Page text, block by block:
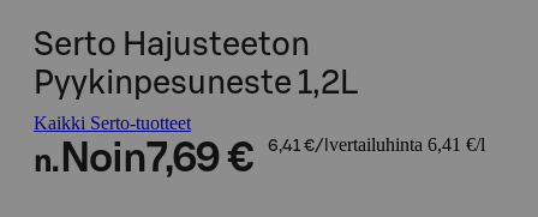
Serto Hajusteeton
Pyykinpesuneste 1,2L
Kaikki Serto-tuotteet
n. Noin7,69 € 6,41 €/l vertailuhinta 6,41 €/l